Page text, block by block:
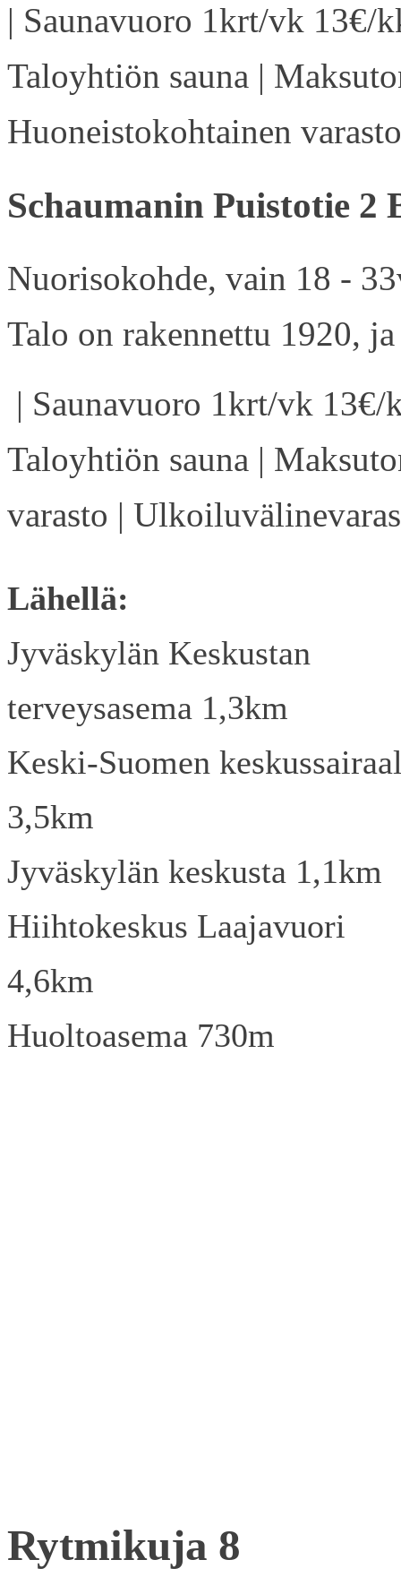
| Saunavuoro 1krt/vk 13€/
Taloyhtiön sauna |
Huoneistokohtainen
Schaumanin Puistotie 2
Nuorisokohde, vain 18 -
Talo on rakennettu 1920,
| Saunavuoro 1krt/vk
Taloyhtiön sauna |
varasto |
Lähellä:
Jyväskylän Keskustan
terveysasema 1,3km
Keski-Suomen
3,5km
Jyväskylän keskusta 1,1km
Hiihtokeskus Laajavuori
4,6km
Huoltoasema 730m
Rytmikuja 8